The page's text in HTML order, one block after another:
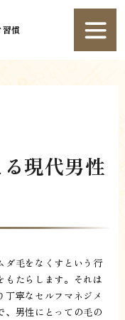
習慣
現代男性
ダ毛をなくすという行
もたらします。それは
丁寧なセルフマネジメ
、男性にとっての毛の